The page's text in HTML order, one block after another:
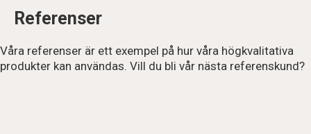
Referenser
Våra referenser är ett exempel på hur våra högkvalitativa
produkter kan användas. Vill du bli vår nästa referenskund?